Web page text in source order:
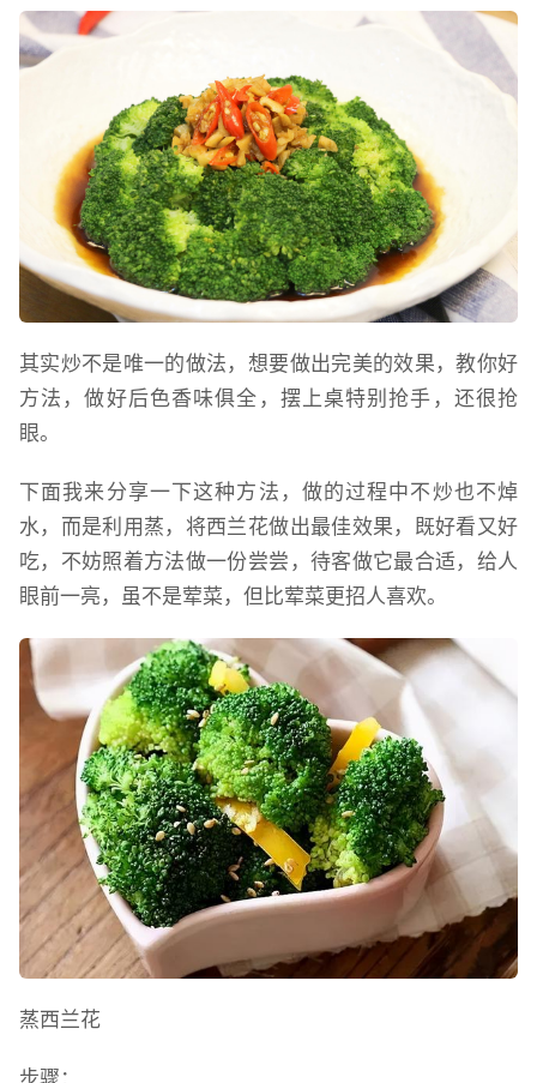
其实炒不是唯一的做法，想要做出完美的效果，教你好
方法，做好后色香味俱全，摆上桌特别抢手，还很抢
眼。
下面我来分享一下这种方法，做的过程中不炒也不焯
水，而是利用蒸，将西兰花做出最佳效果，既好看又好
吃，不妨照着方法做一份尝尝，待客做它最合适，给人
眼前一亮，虽不是荤菜，但比荤菜更招人喜欢。
蒸西兰花